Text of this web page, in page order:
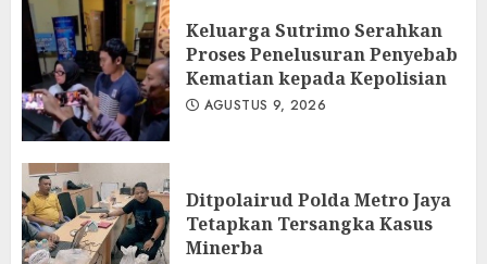
Keluarga Sutrimo Serahkan
Proses Penelusuran Penyebab
Kematian kepada Kepolisian
AGUSTUS 9, 2026
Ditpolairud Polda Metro Jaya
Tetapkan Tersangka Kasus
Minerba